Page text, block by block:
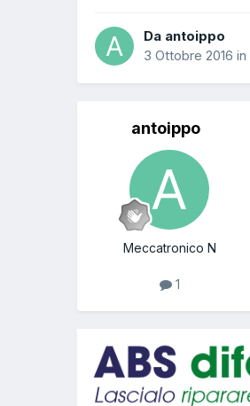
Da antoippo
3 Ottobre 2016 in
antoippo
Meccatronico N
1